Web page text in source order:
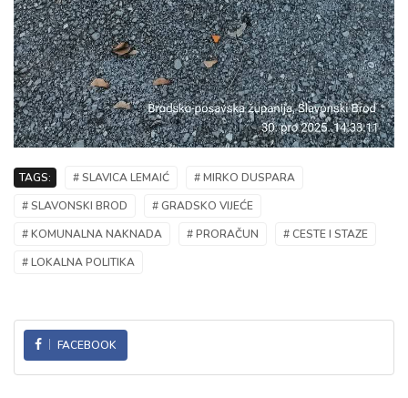
TAGS: # SLAVICA LEMAIĆ
# MIRKO DUSPARA
# SLAVONSKI BROD
# GRADSKO VIJEĆE
# KOMUNALNA NAKNADA
# PRORAČUN
# CESTE I STAZE
# LOKALNA POLITIKA
FACEBOOK